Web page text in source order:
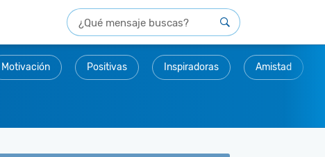
Motivación Positivas Inspiradoras Amistad